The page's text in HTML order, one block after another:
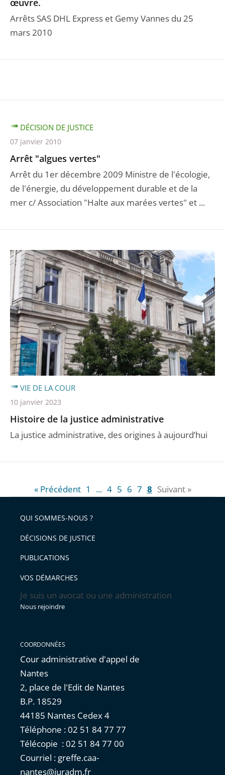
œuvre.
Arrêts SAS DHL Express et Gemy Vannes du 25
mars 2010
Arrêt "algues vertes"
Arrêt du 1er décembre 2009 Ministre de l'écologie,
de l'énergie, du développement durable et de la
mer c/ Association "Halte aux marées vertes" et ...
DÉCISION DE JUSTICE
07 janvier 2010
Histoire de la justice administrative
La justice administrative, des origines à aujourd’hui
VIE DE LA COUR
10 janvier 2023
« Précédent 1 ... 4 5 6 7 8 Suivant »
QUI SOMMES-NOUS ?
DÉCISIONS DE JUSTICE
PUBLICATIONS
VOS DÉMARCHES
Je suis un avocat ou une administration
Nous rejoindre
COORDONNÉES
Cour administrative d'appel de
Nantes
2, place de l'Edit de Nantes
B.P. 18529
44185 Nantes Cedex 4
Téléphone : 02 51 84 77 77
Télécopie : 02 51 84 77 00
Courriel : greffe.caa-
nantes@juradm.fr